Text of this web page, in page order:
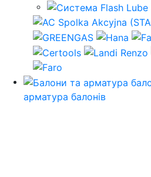
арматура балонів